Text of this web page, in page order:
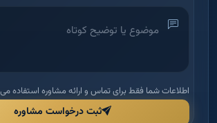
اطلاعات شما فقط برای تماس و ارائه مشاوره استفاده
ثبت درخواست مشاوره